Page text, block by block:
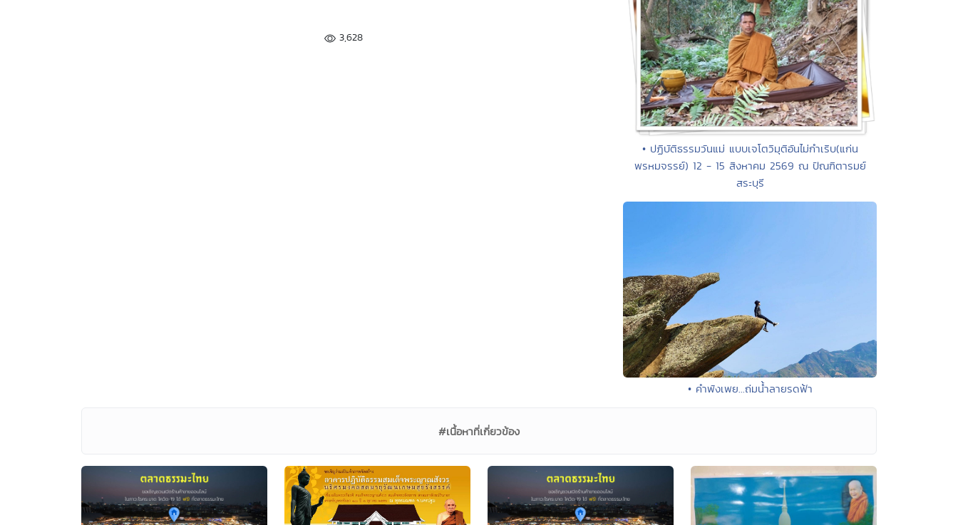
3,628
• ปฏิบัติธรรมวันแม่ แบบเจโตวิมุติอันไม่กำเริบ(แก่น
พรหมจรรย์) 12 - 15 สิงหาคม 2569 ณ ปัณฑิตารมย์
สระบุรี
• คำพังเพย...ถ่มน้ำลายรดฟ้า
#เนื้อหาที่เกี่ยวข้อง